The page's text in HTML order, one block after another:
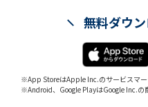
無料ダウ
※App StoreはApple Inc.のサービスマー
※Android、Google PlayはGoogle Inc.の